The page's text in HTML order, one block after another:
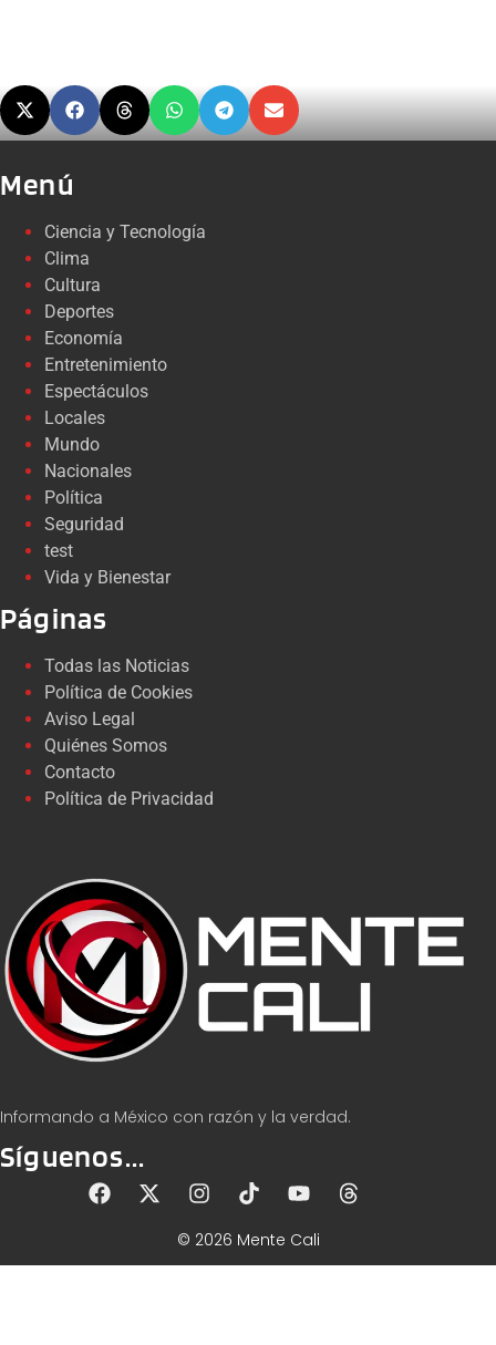
Informando a México con razón y la verdad.
Síguenos...
Menú
Ciencia y Tecnología
Clima
Cultura
Deportes
Economía
Entretenimiento
Espectáculos
Locales
Mundo
Nacionales
Política
Seguridad
test
Vida y Bienestar
Páginas
Todas las Noticias
Política de Cookies
Aviso Legal
Quiénes Somos
Contacto
Política de Privacidad
© 2026 Mente Cali